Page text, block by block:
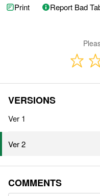
Print Report Bad
VERSIONS
Ver 1
Ver 2
COMMENTS